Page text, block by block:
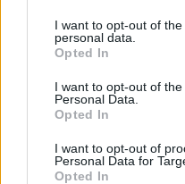
I want to opt-out of
personal data.
Opted In
I want to opt-out of
Personal Data.
Opted In
I want to opt-out of
Personal Data for
Opted In
Όμιλος
7